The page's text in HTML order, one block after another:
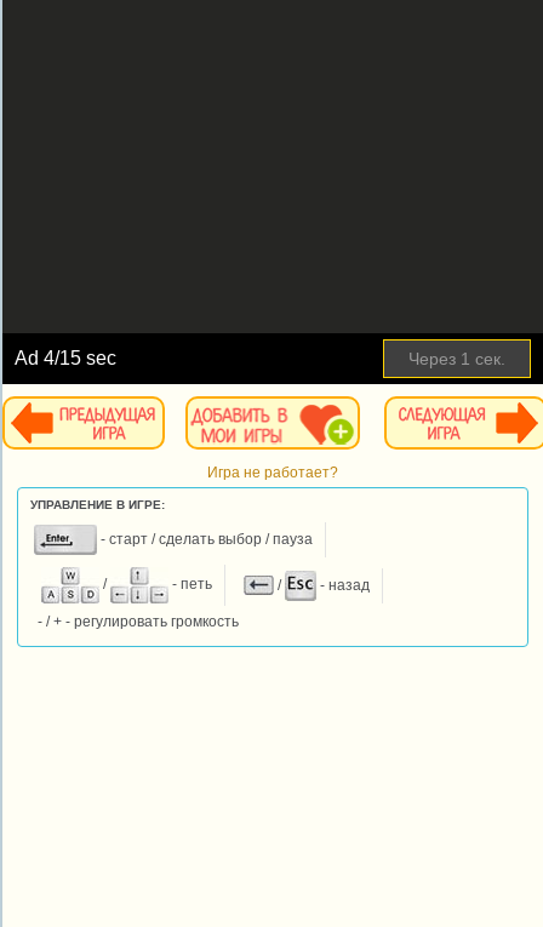
Ad4/15 sec Через 1 сек.
Игра не работает?
УПРАВЛЕНИЕ В ИГРЕ:
- старт / сделать выбор / пауза
/ - петь / - назад
- / + - регулировать громкость